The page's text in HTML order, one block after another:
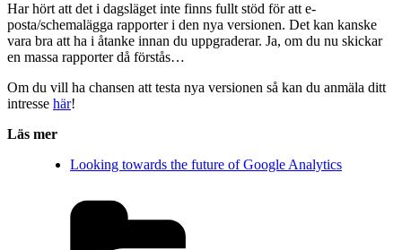
Har hört att det i dagsläget inte finns fullt stöd för att e-
posta/schemalägga rapporter i den nya versionen. Det kan kanske
vara bra att ha i åtanke innan du uppgraderar. Ja, om du nu skickar
en massa rapporter då förstås…
Om du vill ha chansen att testa nya versionen så kan du anmäla ditt
intresse här!
Läs mer
Looking towards the future of Google Analytics